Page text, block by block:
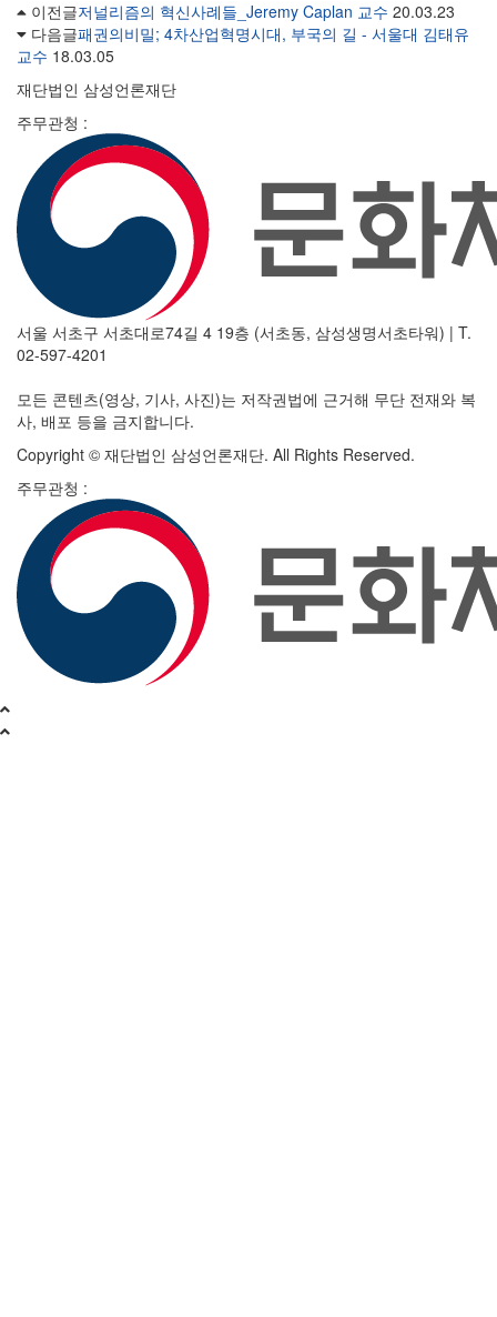
이전글저널리즘의 혁신사례들_Jeremy Caplan 교수 20.03.23
다음글패권의비밀; 4차산업혁명시대, 부국의 길 - 서울대 김태유
교수 18.03.05
재단법인 삼성언론재단
주무관청 :
서울 서초구 서초대로74길 4 19층 (서초동, 삼성생명서초타워) | T.
02-597-4201
모든 콘텐츠(영상, 기사, 사진)는 저작권법에 근거해 무단 전재와 복
사, 배포 등을 금지합니다.
Copyright © 재단법인 삼성언론재단. All Rights Reserved.
주무관청 :